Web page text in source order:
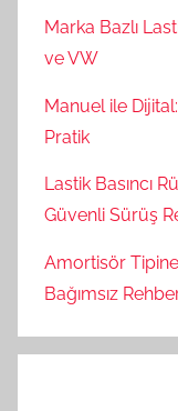
Marka Bazlı
ve VW
Manuel ile
Pratik
Lastik Basıncı
Güvenli Sürüş
Amortisör Tipine
Bağımsız